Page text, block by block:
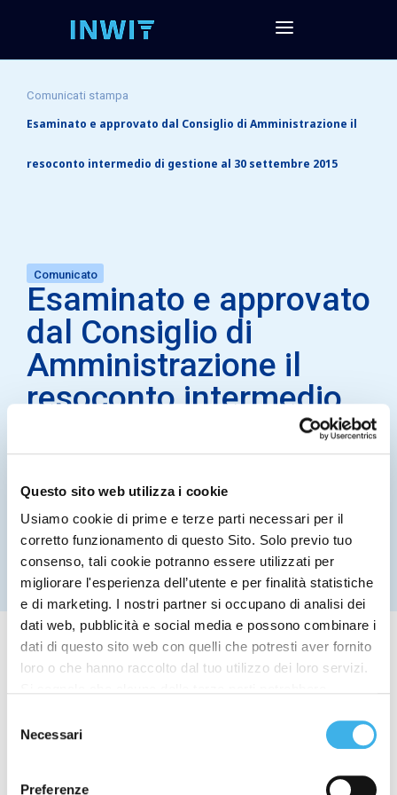
Questo sito web utilizza i cookie
Usiamo cookie di prime e terze parti necessari per il
corretto funzionamento di questo Sito. Solo previo tuo
consenso, tali cookie potranno essere utilizzati per
migliorare l'esperienza dell’utente e per finalità statistiche
e di marketing. I nostri partner si occupano di analisi dei
dati web, pubblicità e social media e possono combinare i
dati di questo sito web con quelli che potresti aver fornito
loro o che hanno raccolto dal tuo utilizzo dei loro servizi.
installati sul Sito in Paesi siti al di fuori del SEE, che
potrebbero non fornire un adeguato livello di protezione ai
sensi del GDPR, pertanto, prima di fornire il proprio
delNecessari
Preferenze
Comunicati stampa
Esaminato e approvato dal Consiglio di Amministrazione il
resoconto intermedio di gestione al 30 settembre 2015
Comunicato
Esaminato e approvato
dal Consiglio di
Amministrazione il
resoconto intermedio
settembre 2015
27 Ottobre 2015
Wireless Italiane S.p.A. (INWIT), riunitosi oggi sotto
la presidenza di Francesco Profumo, ha esaminato
e approvato il Resoconto intermedio di gestione al